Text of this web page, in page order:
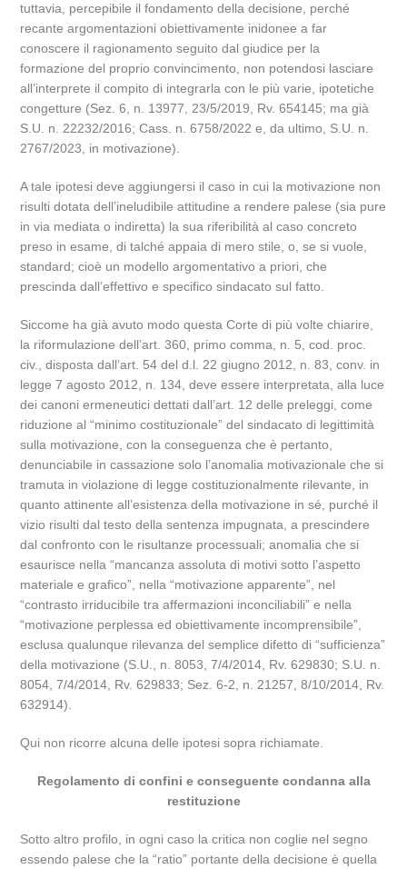
tuttavia, percepibile il fondamento della decisione, perché
recante argomentazioni obiettivamente inidonee a far
conoscere il ragionamento seguito dal giudice per la
formazione del proprio convincimento, non potendosi lasciare
all’interprete il compito di integrarla con le più varie, ipotetiche
congetture (Sez. 6, n. 13977, 23/5/2019, Rv. 654145; ma già
S.U. n. 22232/2016; Cass. n. 6758/2022 e, da ultimo, S.U. n.
2767/2023, in motivazione).
A tale ipotesi deve aggiungersi il caso in cui la motivazione non
risulti dotata dell’ineludibile attitudine a rendere palese (sia pure
in via mediata o indiretta) la sua riferibilità al caso concreto
preso in esame, di talché appaia di mero stile, o, se si vuole,
standard; cioè un modello argomentativo a priori, che
prescinda dall’effettivo e specifico sindacato sul fatto.
Siccome ha già avuto modo questa Corte di più volte chiarire,
la riformulazione dell’art. 360, primo comma, n. 5, cod. proc.
civ., disposta dall’art. 54 del d.l. 22 giugno 2012, n. 83, conv. in
legge 7 agosto 2012, n. 134, deve essere interpretata, alla luce
dei canoni ermeneutici dettati dall’art. 12 delle preleggi, come
riduzione al “minimo costituzionale” del sindacato di legittimità
sulla motivazione, con la conseguenza che è pertanto,
denunciabile in cassazione solo l’anomalia motivazionale che si
tramuta in violazione di legge costituzionalmente rilevante, in
quanto attinente all’esistenza della motivazione in sé, purché il
vizio risulti dal testo della sentenza impugnata, a prescindere
dal confronto con le risultanze processuali; anomalia che si
esaurisce nella “mancanza assoluta di motivi sotto l’aspetto
materiale e grafico”, nella “motivazione apparente”, nel
“contrasto irriducibile tra affermazioni inconciliabili” e nella
“motivazione perplessa ed obiettivamente incomprensibile”,
esclusa qualunque rilevanza del semplice difetto di “sufficienza”
della motivazione (S.U., n. 8053, 7/4/2014, Rv. 629830; S.U. n.
8054, 7/4/2014, Rv. 629833; Sez. 6-2, n. 21257, 8/10/2014, Rv.
632914).
Qui non ricorre alcuna delle ipotesi sopra richiamate.
Regolamento di confini e conseguente condanna alla
restituzione
Sotto altro profilo, in ogni caso la critica non coglie nel segno
essendo palese che la “ratio” portante della decisione è quella